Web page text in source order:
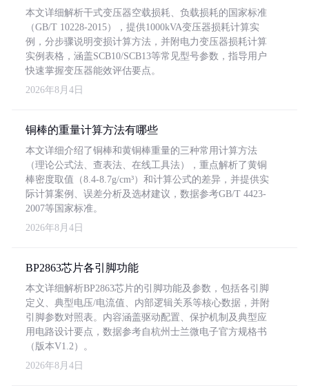
本文详细解析干式变压器空载损耗、负载损耗的国家标准
（GB/T 10228-2015），提供1000kVA变压器损耗计算实
例，分步骤说明变损计算方法，并附电力变压器损耗计算
实例表格，涵盖SCB10/SCB13等常见型号参数，指导用户
快速掌握变压器能效评估要点。
2026年8月4日
铜棒的重量计算方法有哪些
本文详细介绍了铜棒和黄铜棒重量的三种常用计算方法
（理论公式法、查表法、在线工具法），重点解析了黄铜
棒密度取值（8.4-8.7g/cm³）和计算公式的差异，并提供实
际计算案例、误差分析及选材建议，数据参考GB/T 4423-
2007等国家标准。
2026年8月4日
BP2863芯片各引脚功能
本文详细解析BP2863芯片的引脚功能及参数，包括各引脚
定义、典型电压/电流值、内部逻辑关系等核心数据，并附
引脚参数对照表。内容涵盖驱动配置、保护机制及典型应
用电路设计要点，数据参考自杭州士兰微电子官方规格书
（版本V1.2）。
2026年8月4日